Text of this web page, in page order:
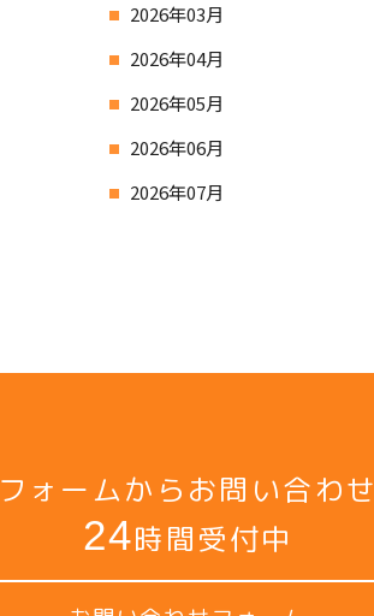
2026年03月
2026年04月
2026年05月
2026年06月
2026年07月
フォームからお問い合わせ
24時間受付中